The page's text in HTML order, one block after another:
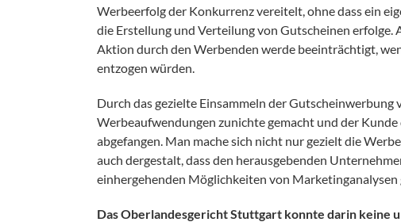
Werbeerfolg der Konkurrenz vereitelt, ohne dass ein
die Erstellung und Verteilung von Gutscheinen
Aktion durch den Werbenden werde beeinträchtigt,
entzogen würden.
Durch das gezielte Einsammeln der
Werbeaufwendungen zunichte gemacht und der
abgefangen. Man mache sich nicht nur gezielt die
auch dergestalt, dass den herausgebenden
einhergehenden Möglichkeiten von Marketinganalysen
Das Oberlandesgericht Stuttgart konnte darin keine